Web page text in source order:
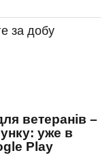
за добу
ветеранів –
уже в
Play